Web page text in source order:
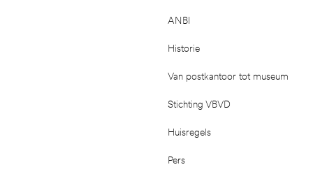
ANBI
Historie
Van postkantoor tot museum
Stichting VBVD
Huisregels
Pers